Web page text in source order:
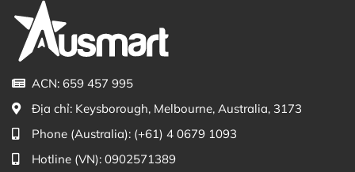
ACN: 659 457 995
Địa chỉ: Keysborough, Melbourne, Australia, 3173
Phone (Australia): (+61) 4 0679 1093
Hotline (VN): 0902571389